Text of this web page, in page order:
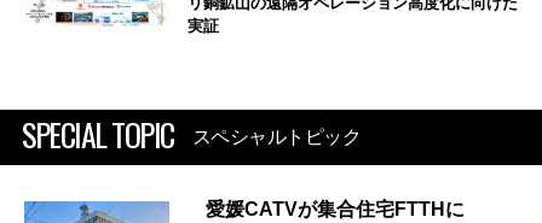
実証
SPECIAL TOPIC スペシャルトピック
愛媛CATVが集合住宅FTTHに